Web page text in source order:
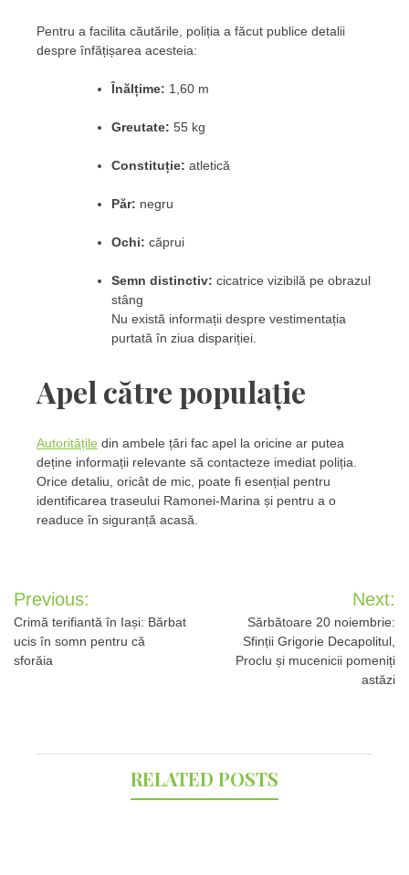
Pentru a facilita căutările, poliția a făcut publice detalii
despre înfățișarea acesteia:
Înălțime: 1,60 m
Greutate: 55 kg
Constituție: atletică
Păr: negru
Ochi: căprui
Semn distinctiv: cicatrice vizibilă pe obrazul
stâng
Nu există informații despre vestimentația
purtată în ziua dispariției.
Apel către populație
Autoritățile din ambele țări fac apel la oricine ar putea
deține informații relevante să contacteze imediat poliția.
Orice detaliu, oricât de mic, poate fi esențial pentru
identificarea traseului Ramonei-Marina și pentru a o
readuce în siguranță acasă.
Post
navigation
Previous:
Crimă terifiantă în Iași: Bărbat
ucis în somn pentru că
sforăia
Next:
Sărbătoare 20 noiembrie:
Sfinții Grigorie Decapolitul,
Proclu și mucenicii pomeniți
astăzi
RELATED POSTS